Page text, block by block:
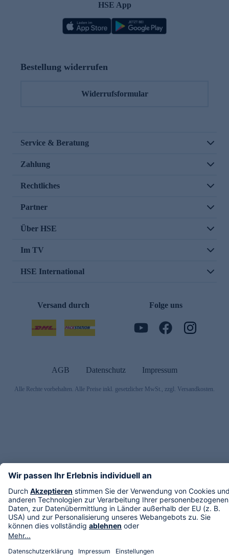
HSE App
Bestellung widerrufen
Widerrufsformular
Service & Beratung
Zahlung
Rechtliches
Partner
Über HSE
Im TV
HSE International
Versand durch Folge uns
AGB Datenschutz Impressum
Alle Rechte vorbehalten. Alle Preise inkl. gesetzlicher MwSt., zzgl. Versandkosten.